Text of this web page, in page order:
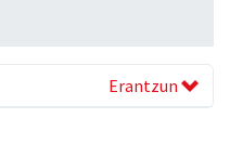
Erantzun